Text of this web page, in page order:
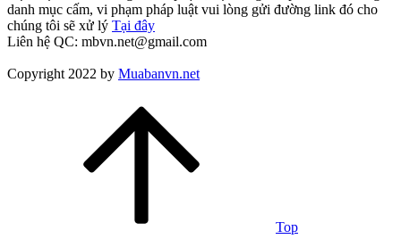
danh mục cấm, vi phạm pháp luật vui lòng gửi đường link đó cho
chúng tôi sẽ xử lý Tại đây
Liên hệ QC: mbvn.net@gmail.com
Copyright 2022 by Muabanvn.net
Top